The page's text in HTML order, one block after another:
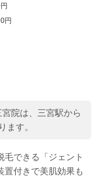
円
院は、三宮駅から
ます。
毛できる「ジェント
置付きで美肌効果も